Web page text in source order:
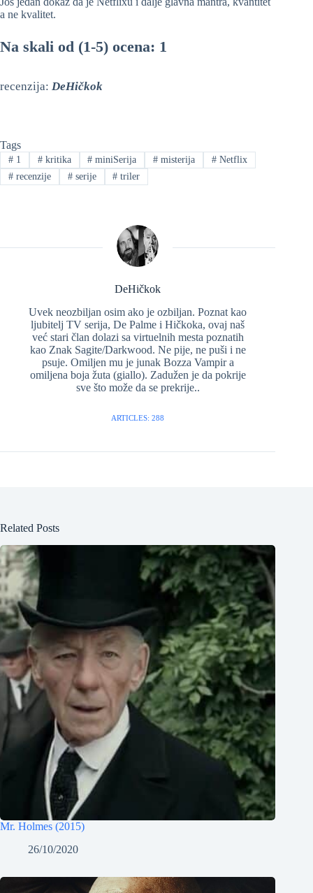
a ne kvalitet.
Na skali od (1-5) ocena: 1
recenzija: DeHičkok
Tags
#1 #kritika # miniSerija # misterija # Netflix
#recenzije #serije # triler
DeHičkok
Uvek neozbiljan osim ako je ozbiljan. Poznat kao
ljubitelj TV serija, De Palme i Hičkoka, ovaj naš
već stari član dolazi sa virtuelnih mesta poznatih
kao Znak Sagite/Darkwood. Ne pije, ne puši i ne
psuje. Omiljen mu je junak Bozza Vampir a
omiljena boja žuta (giallo). Zadužen je da pokrije
sve što može da se prekrije..
ARTICLES: 288
Related Posts
Mr. Holmes (2015)
26/10/2020